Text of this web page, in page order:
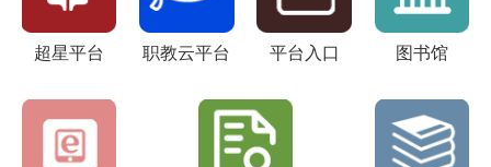
超星平台 职教云平台 平台入口 图书馆